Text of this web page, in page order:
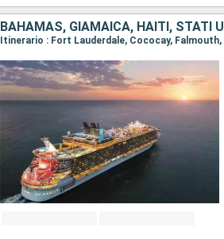
BAHAMAS, GIAMAICA, HAITI, STATI
Itinerario : Fort Lauderdale, Cococay,